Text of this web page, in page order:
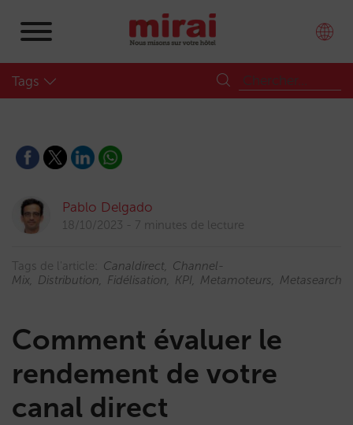
Tags
Pablo Delgado
18/10/2023 7 minutes de lecture
Tags de l'article: Canaldirect
Channel-
Mix
Distribution Fidélisation KPI Metamoteurs Metasearch
Comment évaluer le
rendement de votre
canal direct